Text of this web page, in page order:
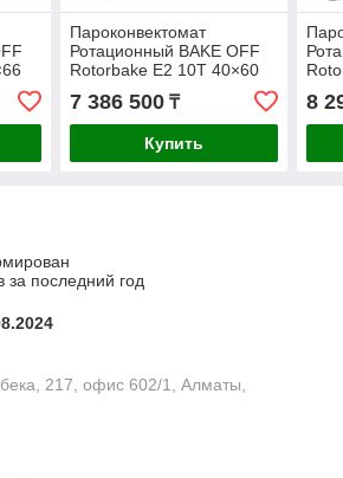
Пароконвектомат
Ротационный BAKE OFF
Rotorbake E2 10T 40×60
7 386 500₸
Купить
8
за последний год
217, офис 602/1, Алматы,